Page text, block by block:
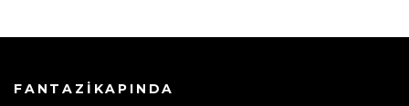
FANTAZIKAPINDA